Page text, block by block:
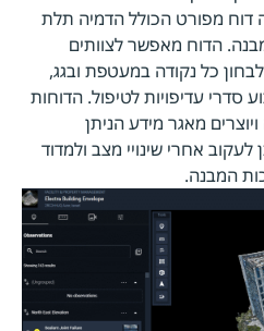
דוח מפורט הכולל הדמיה תלת
הדוח מאפשר לצוותים
המקצועיים של אלקטרה FM לבחון כל נקודה במעטפת ובגג,
עדיפויות לטיפול. הדוחות
מאגר מידע הניתן
אחרי שינויי מצב ולמדוד
המבנה.